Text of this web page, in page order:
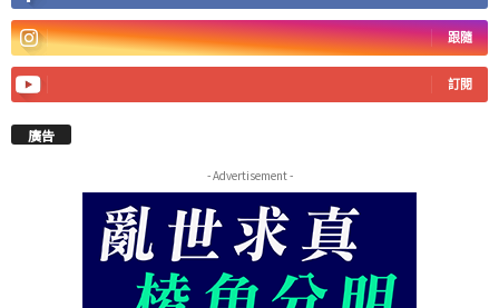
跟隨
訂閱
廣告
- Advertisement -